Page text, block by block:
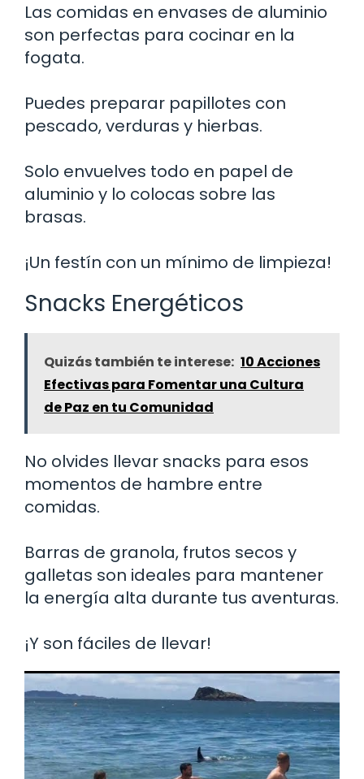
Las comidas en envases de aluminio
son perfectas para cocinar en la
fogata.
Puedes preparar papillotes con
pescado, verduras y hierbas.
Solo envuelves todo en papel de
aluminio y lo colocas sobre las
brasas.
¡Un festín con un mínimo de limpieza!
Snacks Energéticos
Quizás también te interese: 10 Acciones
Efectivas para Fomentar una Cultura
de Paz en tu Comunidad
No olvides llevar snacks para esos
momentos de hambre entre
comidas.
Barras de granola, frutos secos y
galletas son ideales para mantener
la energía alta durante tus aventuras.
¡Y son fáciles de llevar!